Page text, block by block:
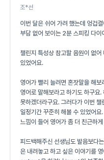
조*선
이번 달은 쉬어 가려 했는데 엉겁
부담 없어 보이는 2분 스피킹 다
챌린지 특성상 참고할 음원이 없어
있었어요.
영어가 빨리 늘려면 혼잣말을 해
영어로 말해보라고 하기도 하구요
못하겠더라구요. 그러다가 이번
일정기간 꾸준히 해볼 수 있었어
느낌이 들어 영어가 좀 더 친근하
피드백해주신 선생님도 발음보다
은 내려놓고 하고 싶은 이야기를